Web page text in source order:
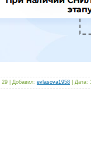
29 Добавил: evlasova1958 Дата: